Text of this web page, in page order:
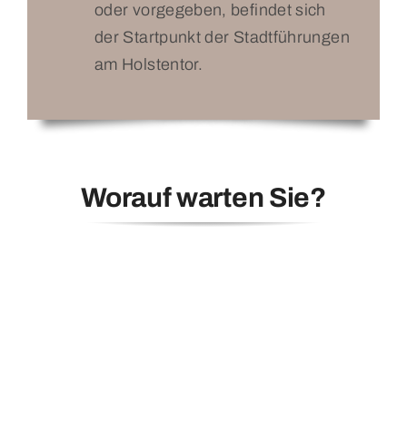
oder vorgegeben, befindet sich
der Startpunkt der Stadtführungen
am Holstentor.
Worauf warten Sie?